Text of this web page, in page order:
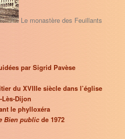
Le monastère des Feuillants
par Sigrid Pavèse
du XVIIIe siècle dans l’église
Dijon
le phylloxéra
Bien publicde 1972